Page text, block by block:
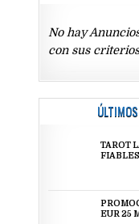
No hay
con sus
TAROT
EUR 25